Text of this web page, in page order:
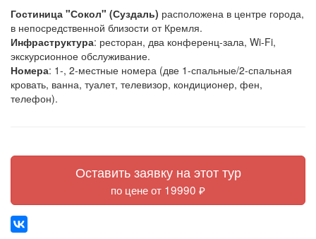
Гостиница "Сокол" (Суздаль) расположена в центре города,
в непосредственной близости от Кремля.
Инфраструктура: ресторан, два конференц-зала, Wi-Fi,
экскурсионное обслуживание.
Номера: 1-, 2-местные номера (две 1-спальные/2-спальная
кровать, ванна, туалет, телевизор, кондиционер, фен,
телефон).
Оставить заявку на этот тур
по цене от 19990 ₽